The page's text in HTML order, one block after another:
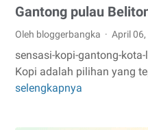
Gantong pulau
Oleh bloggerbangka April
sensasi-kopi-gantong-
Kopi adalah pilihan yang
selengkapnya
Sensasi